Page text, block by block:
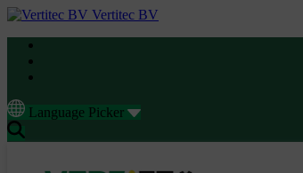
Vertitec BV
Language Picker